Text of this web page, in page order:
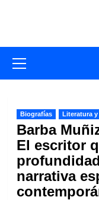
primario
Biografías Literatura
Barba
El escritor
narrativa